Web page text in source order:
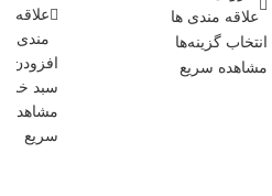
سایزهای ۹، ۱۰
و ۱۳ میلی‌متر
برای اسنوکر و
علاقه مندی ها
انتخاب گزینه‌ها
مشاهده سریع
علاقه
مندی ها
افزودن
سبد
مشاهده
سریع